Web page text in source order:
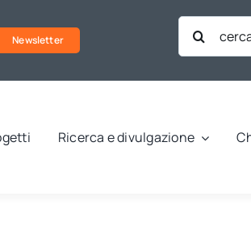
Newsletter
Cerca
per:
Ricerca e divulgazione